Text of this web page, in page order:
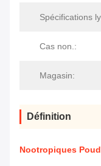
Spécifications
Cas non.:
Magasin:
Définition
Nootropiques